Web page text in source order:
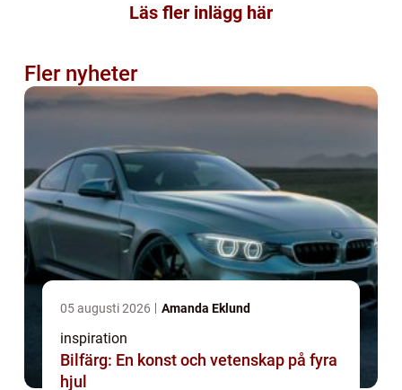
Läs fler inlägg här
Fler nyheter
05 augusti 2026 Amanda Eklund
inspiration
Bilfärg: En konst och vetenskap på fyra
hjul